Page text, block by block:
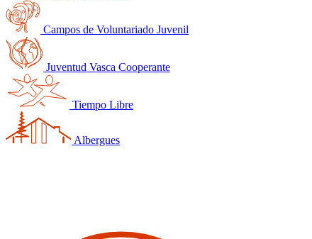
Campos de Voluntariado Juvenil
Juventud Vasca Cooperante
Tiempo Libre
Albergues